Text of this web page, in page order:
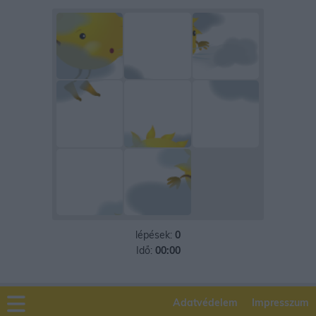
lépések: 0
Idő: 00:00
Adatvédelem Impresszum